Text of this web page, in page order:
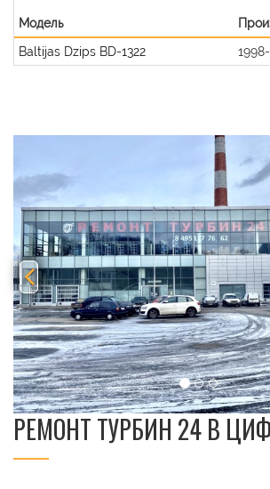
Модель
Baltijas Dzips BD-1322
РЕМОНТ ТУРБИН 24 В